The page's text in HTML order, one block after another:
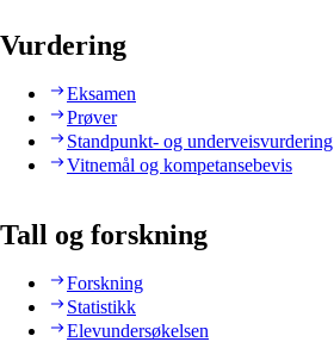
Vurdering
Eksamen
Prøver
Standpunkt- og underveisvurdering
Vitnemål og kompetansebevis
Tall og forskning
Forskning
Statistikk
Elevundersøkelsen